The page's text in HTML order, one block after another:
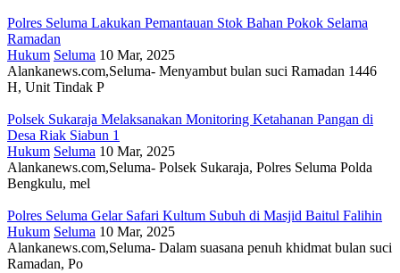
Polres Seluma Lakukan Pemantauan Stok Bahan Pokok Selama
Ramadan
Hukum Seluma 10 Mar, 2025
Alankanews.com,Seluma- Menyambut bulan suci Ramadan 1446
H, Unit Tindak P
Polsek Sukaraja Melaksanakan Monitoring Ketahanan Pangan di
Desa Riak Siabun 1
Hukum Seluma 10 Mar, 2025
Alankanews.com,Seluma- Polsek Sukaraja, Polres Seluma Polda
Bengkulu, mel
Polres Seluma Gelar Safari Kultum Subuh di Masjid Baitul Falihin
Hukum Seluma 10 Mar, 2025
Alankanews.com,Seluma- Dalam suasana penuh khidmat bulan suci
Ramadan, Po